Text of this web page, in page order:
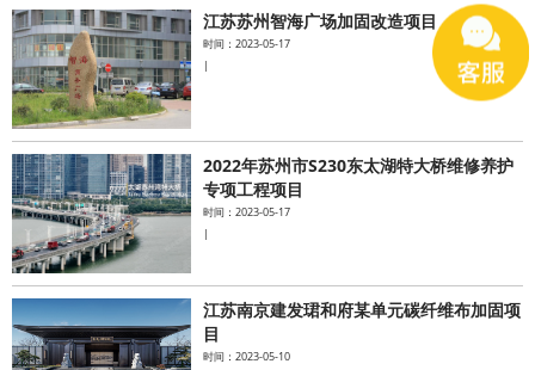
江苏苏州智海广场加固改造项目
时间：2023-05-17
|
2022年苏州市S230东太湖特大桥维修养护
专项工程项目
时间：2023-05-17
|
江苏南京建发珺和府某单元碳纤维布加固项
目
时间：2023-05-10